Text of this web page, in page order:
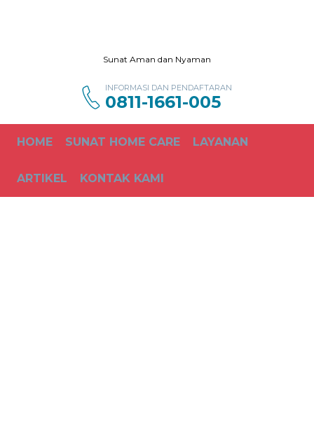
Sunat Aman dan Nyaman
INFORMASI DAN PENDAFTARAN
0811-1661-005
HOME SUNAT HOME CARE LAYANAN
ARTIKEL KONTAK KAMI